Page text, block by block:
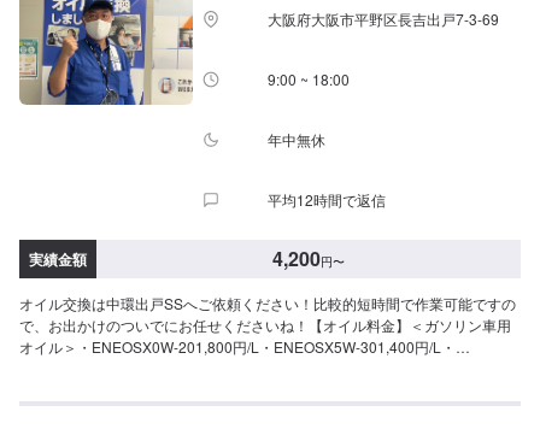
円/0.5L（5Lを超える場合）＜オイルフィルター＞2,200円
大阪府大阪市平野区長吉出戸7-3-69
9:00 ~ 18:00
年中無休
平均12時間で返信
実績金額 4,200円〜
オイル交換は中環出戸SSへご依頼ください！比較的短時間で作業可能ですの
で、お出かけのついでにお任せくださいね！【オイル料金】＜ガソリン車用
オイル＞・ENEOSX0W-201,800円/L・ENEOSX5W-301,400円/L・
ENEOSDIESELOIL5W-301,800円/L・ENEOSDIESELOIL10W-301,800円/L